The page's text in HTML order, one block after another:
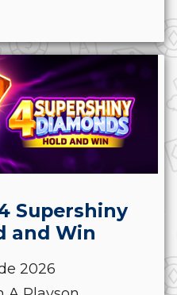
Supershiny
and Win
2026